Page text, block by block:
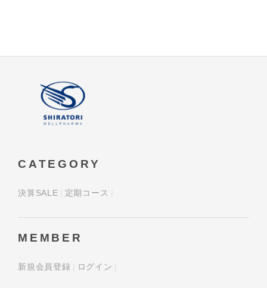
CATEGORY
決算SALE 定期コース
MEMBER
新規会員登録 ログイン